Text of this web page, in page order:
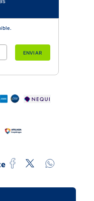
ENVIAR